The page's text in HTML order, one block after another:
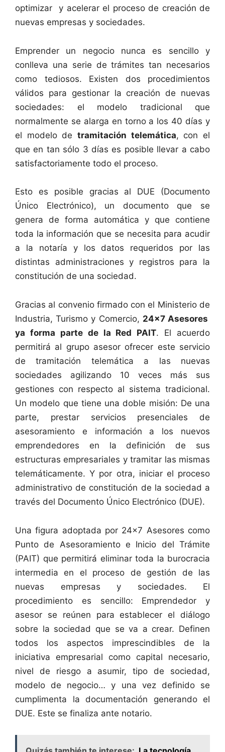
optimizar y acelerar el proceso de creación de
nuevas empresas y sociedades.
Emprender un negocio nunca es sencillo y
conlleva una serie de trámites tan necesarios
como tediosos. Existen dos procedimientos
válidos para gestionar la creación de nuevas
sociedades: el modelo tradicional que
normalmente se alarga en torno a los 40 días y
el modelo de tramitación telemática, con el
que en tan sólo 3 días es posible llevar a cabo
satisfactoriamente todo el proceso.
Esto es posible gracias al DUE (Documento
Único Electrónico), un documento que se
genera de forma automática y que contiene
toda la información que se necesita para acudir
a la notaría y los datos requeridos por las
distintas administraciones y registros para la
constitución de una sociedad.
Gracias al convenio firmado con el Ministerio de
Industria, Turismo y Comercio, 24×7 Asesores
ya forma parte de la Red PAIT. El acuerdo
permitirá al grupo asesor ofrecer este servicio
de tramitación telemática a las nuevas
sociedades agilizando 10 veces más sus
gestiones con respecto al sistema tradicional.
Un modelo que tiene una doble misión: De una
parte, prestar servicios presenciales de
asesoramiento e información a los nuevos
emprendedores en la definición de sus
estructuras empresariales y tramitar las mismas
telemáticamente. Y por otra, iniciar el proceso
administrativo de constitución de la sociedad a
través del Documento Único Electrónico (DUE).
Una figura adoptada por 24×7 Asesores como
Punto de Asesoramiento e Inicio del Trámite
(PAIT) que permitirá eliminar toda la burocracia
intermedia en el proceso de gestión de las
nuevas empresas y sociedades. El
procedimiento es sencillo: Emprendedor y
asesor se reúnen para establecer el diálogo
sobre la sociedad que se va a crear. Definen
todos los aspectos imprescindibles de la
iniciativa empresarial como capital necesario,
nivel de riesgo a asumir, tipo de sociedad,
modelo de negocio… y una vez definido se
cumplimenta la documentación generando el
DUE. Este se finaliza ante notario.